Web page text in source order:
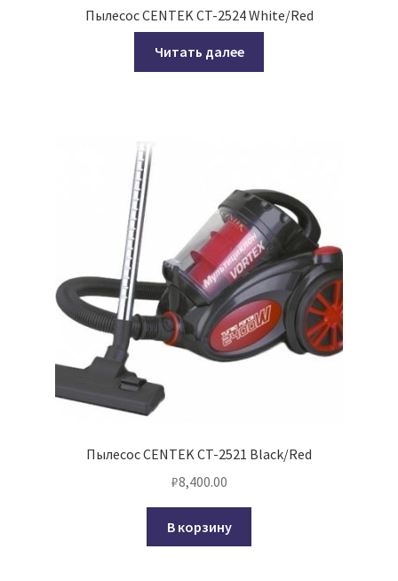
Пылесос CENTEK CT-2524 White/Red
Читать далее
Пылесос CENTEK CT-2521 Black/Red
₽8,400.00
В корзину